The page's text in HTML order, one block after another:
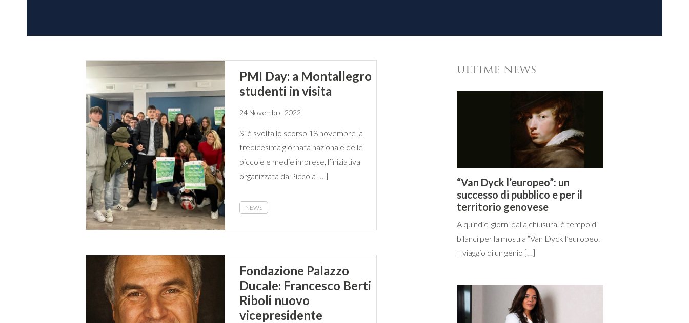
PMI Day: a Montallegro
studenti in visita
24 Novembre 2022
Si è svolta lo scorso 18 novembre la
tredicesima giornata nazionale delle
piccole e medie imprese, l’iniziativa
organizzata da Piccola […]
NEWS
Fondazione Palazzo
Ducale: Francesco Berti
Riboli nuovo
vicepresidente
ULTIME NEWS
“Van Dyck l’europeo”: un
successo di pubblico e per il
territorio genovese
A quindici giorni dalla chiusura, è tempo di
bilanci per la mostra “Van Dyck l’europeo.
Il viaggio di un genio […]